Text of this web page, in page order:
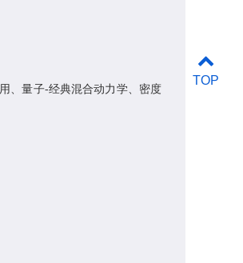
、量子-经典混合动力学、密度
TOP